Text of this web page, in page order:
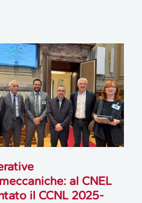
al CNEL
il CCNL 2025-